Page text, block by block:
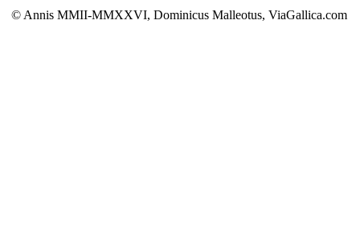
© Annis MMII-MMXXVI, Dominicus Malleotus, ViaGallica.com